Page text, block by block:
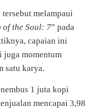
melampaui
of the Soul: 7” pada
capaian ini
juga momentum
satu karya.
1 juta kopi
mencapai 3,98